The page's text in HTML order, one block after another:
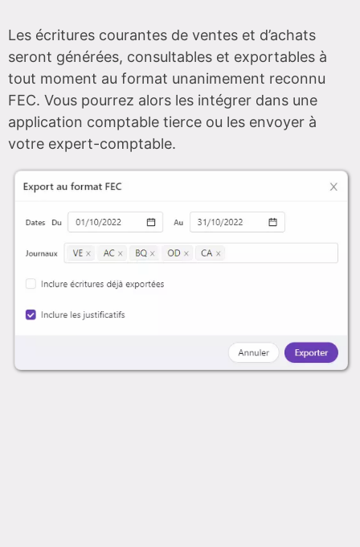
Les écritures courantes de ventes et d’achats
seront générées, consultables et exportables à
tout moment au format unanimement reconnu
FEC. Vous pourrez alors les intégrer dans une
application comptable tierce ou les envoyer à
votre expert-comptable.